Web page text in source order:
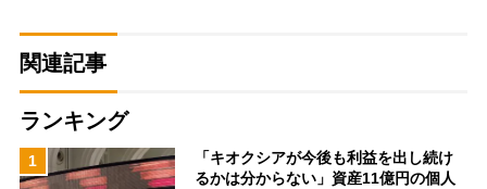
関連記事
ランキング
1
「キオクシアが今後も利益を出し続け
るかは分からない」資産11億円の個人